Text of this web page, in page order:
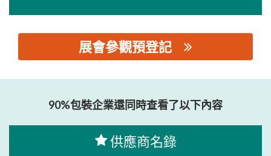
展會參觀預登記
90%包裝企業還同時查看了以下內容
供應商名錄